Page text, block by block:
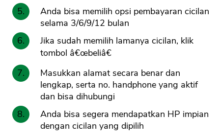
Anda bisa memilih opsi pembayaran cicilan
selama 3/6/9/12 bulan
Jika sudah memilih lamanya cicilan, klik
tombol â€œbeliâ€
Masukkan alamat secara benar dan
lengkap, serta no. handphone yang aktif
dan bisa dihubungi
Anda bisa segera mendapatkan HP impian
dengan cicilan yang dipilih